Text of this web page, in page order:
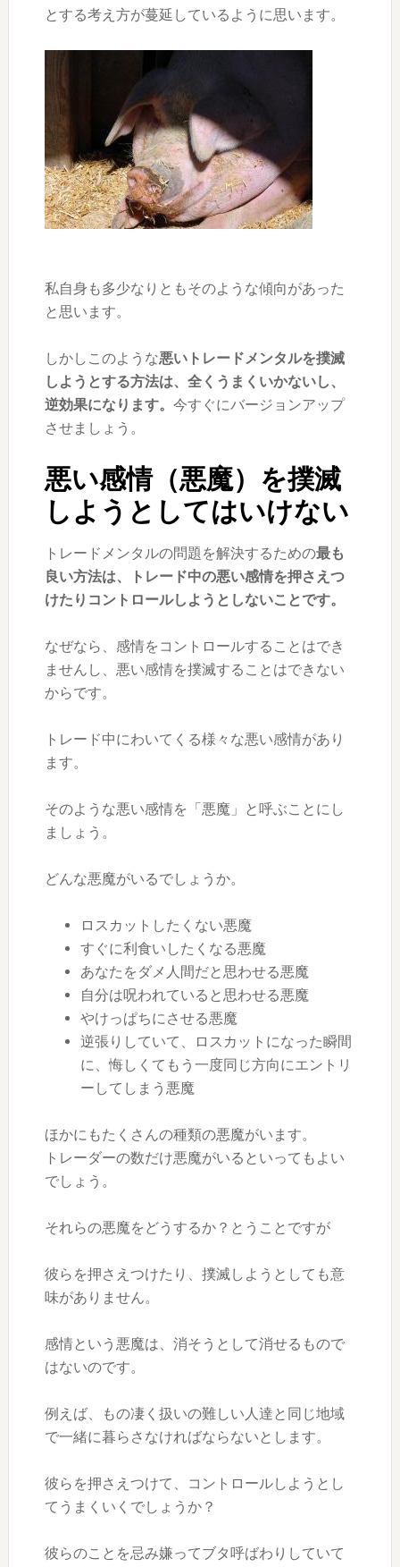
とする考え方が蔓延しているように思います。
私自身も多少なりともそのような傾向があった
と思います。
しかしこのような悪いトレードメンタルを撲滅
しようとする方法は、全くうまくいかないし、
逆効果になります。 今すぐにバージョンアップ
させましょう。
悪い感情（悪魔）を撲滅
しようとしてはいけない
トレードメンタルの問題を解決するための最も
良い方法は、トレード中の悪い感情を押さえつ
けたりコントロールしようとしないことです。
なぜなら、感情をコントロールすることはでき
ませんし、悪い感情を撲滅することはできない
からです。
トレード中にわいてくる様々な悪い感情があり
ます。
そのような悪い感情を「悪魔」と呼ぶことにし
ましょう。
どんな悪魔がいるでしょうか。
ロスカットしたくない悪魔
すぐに利食いしたくなる悪魔
あなたをダメ人間だと思わせる悪魔
自分は呪われていると思わせる悪魔
やけっぱちにさせる悪魔
逆張りしていて、ロスカットになった瞬間
に、悔しくてもう一度同じ方向にエントリ
ーしてしまう悪魔
ほかにもたくさんの種類の悪魔がいます。
トレーダーの数だけ悪魔がいるといってもよい
でしょう。
それらの悪魔をどうするか？とうことですが
彼らを押さえつけたり、撲滅しようとしても意
味がありません。
感情という悪魔は、消そうとして消せるもので
はないのです。
例えば、もの凄く扱いの難しい人達と同じ地域
で一緒に暮らさなければならないとします。
彼らを押さえつけて、コントロールしようとし
てうまくいくでしょうか？
彼らのことを忌み嫌ってブタ呼ばわりしていて